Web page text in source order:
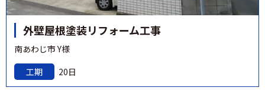
外壁屋根塗装リフォーム工事
南あわじ市 Y様
工期
20日